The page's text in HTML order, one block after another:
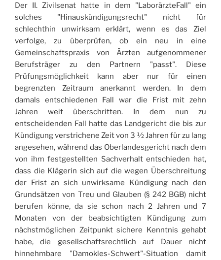
Der II. Zivilsenat hatte in dem "LaborärzteFall" ein
solches "Hinauskündigungsrecht" nicht für
schlechthin unwirksam erklärt, wenn es das Ziel
verfolge, zu überprüfen, ob ein neu in eine
Gemeinschaftspraxis von Ärzten aufgenommener
Berufsträger zu den Partnern "passt". Diese
Prüfungsmöglichkeit kann aber nur für einen
begrenzten Zeitraum anerkannt werden. In dem
damals entschiedenen Fall war die Frist mit zehn
Jahren weit überschritten. In dem nun zu
entscheidenden Fall hatte das Landgericht die bis zur
Kündigung verstrichene Zeit von 3 ½ Jahren für zu lang
angesehen, während das Oberlandesgericht nach dem
von ihm festgestellten Sachverhalt entschieden hat,
dass die Klägerin sich auf die wegen Überschreitung
der Frist an sich unwirksame Kündigung nach den
Grundsätzen von Treu und Glauben (§ 242 BGB) nicht
berufen könne, da sie schon nach 2 Jahren und 7
Monaten von der beabsichtigten Kündigung zum
nächstmöglichen Zeitpunkt sichere Kenntnis gehabt
habe, die gesellschaftsrechtlich auf Dauer nicht
hinnehmbare "Damokles-Schwert"-Situation damit